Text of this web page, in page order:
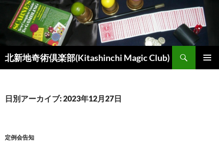
へ
ッ
北新地奇術倶楽部(Kitashinchi Magic Club)
検
索
日別アーカイブ: 2023年12月27日
定例会告知